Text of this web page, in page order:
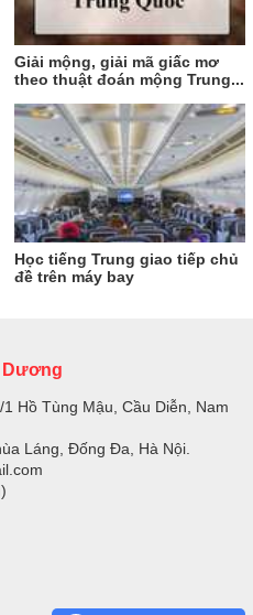
Giải mộng, giải mã giấc mơ
theo thuật đoán mộng Trung...
Học tiếng Trung giao tiếp chủ
đề trên máy bay
Dương
Hồ Tùng Mậu, Cầu Diễn, Nam
Láng, Đống Đa, Hà Nội.